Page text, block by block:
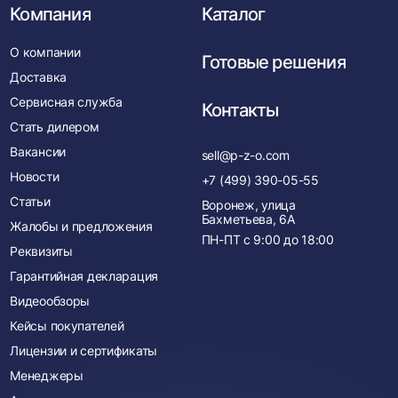
Компания
О компании
Доставка
Сервисная служба
Стать дилером
Вакансии
Новости
Статьи
Жалобы и предложения
Реквизиты
Гарантийная декларация
Видеообзоры
Кейсы покупателей
Лицензии и сертификаты
Менеджеры
Каталог
Готовые решения
Контакты
sell@p-z-o.com
+7 (499) 390-05-55
Воронеж, улица
Бахметьева, 6А
ПН-ПТ с 9:00 до 18:00